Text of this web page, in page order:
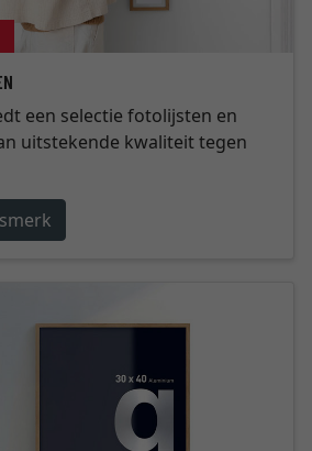
een selectie fotolijsten en
uitstekende kwaliteit tegen